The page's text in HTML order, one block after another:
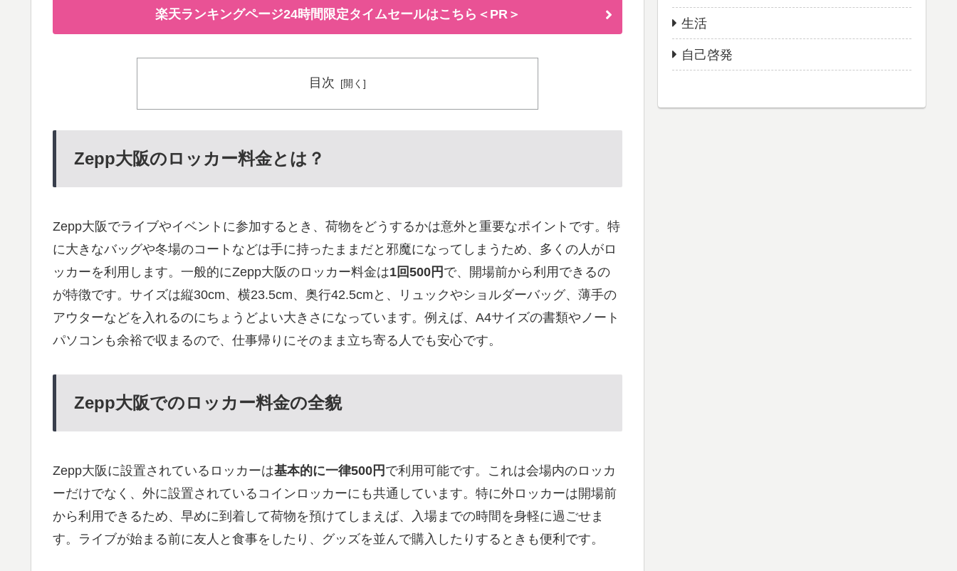
楽天ランキングページ24時間限定タイムセールはこちら＜PR＞
目次
Zepp大阪のロッカー料金とは？
Zepp大阪でライブやイベントに参加するとき、荷物をどうするかは意外と重要なポイントです。特
に大きなバッグや冬場のコートなどは手に持ったままだと邪魔になってしまうため、多くの人がロ
ッカーを利用します。一般的にZepp大阪のロッカー料金は1回500円 で、開場前から利用できるの
が特徴です。サイズは縦30cm、横23.5cm、奥行42.5cmと、リュックやショルダーバッグ、薄手の
アウターなどを入れるのにちょうどよい大きさになっています。例えば、A4サイズの書類やノート
パソコンも余裕で収まるので、仕事帰りにそのまま立ち寄る人でも安心です。
Zepp大阪でのロッカー料金の全貌
Zepp大阪に設置されているロッカーは基本的に一律500円 で利用可能です。これは会場内のロッカ
ーだけでなく、外に設置されているコインロッカーにも共通しています。特に外ロッカーは開場前
から利用できるため、早めに到着して荷物を預けてしまえば、入場までの時間を身軽に過ごせま
す。ライブが始まる前に友人と食事をしたり、グッズを並んで購入したりするときも便利です。
生活
自己啓発